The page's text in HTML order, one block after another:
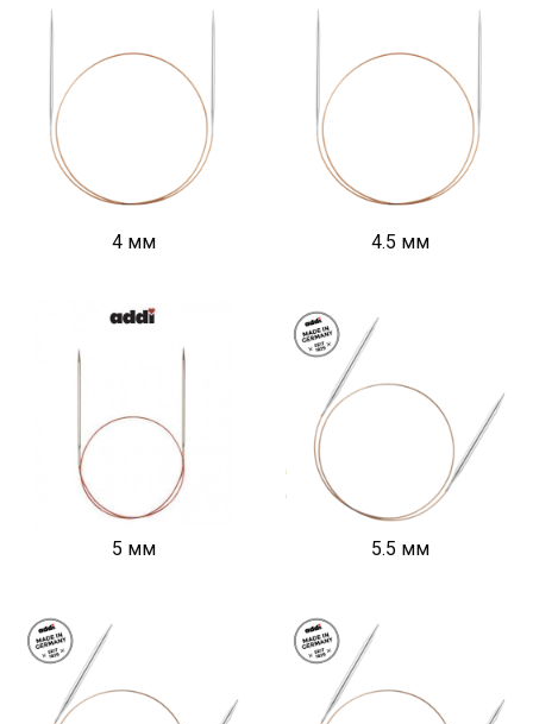
4 мм 4.5 мм
5 мм 5.5 мм